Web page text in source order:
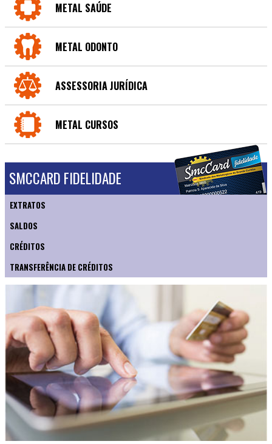
METAL SAÚDE
METAL ODONTO
ASSESSORIA JURÍDICA
METAL CURSOS
SMCCARD FIDELIDADE
EXTRATOS
SALDOS
CRÉDITOS
TRANSFERÊNCIA DE CRÉDITOS